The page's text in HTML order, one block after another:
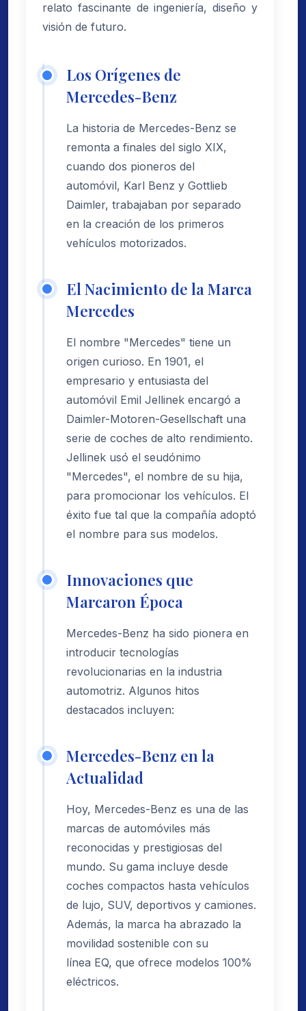
relato fascinante de ingeniería, diseño y
visión de futuro.
Los Orígenes de
Mercedes-Benz
La historia de Mercedes-Benz se
remonta a finales del siglo XIX,
cuando dos pioneros del
automóvil, Karl Benz y Gottlieb
Daimler, trabajaban por separado
en la creación de los primeros
vehículos motorizados.
El Nacimiento de la Marca
Mercedes
El nombre "Mercedes" tiene un
origen curioso. En 1901, el
empresario y entusiasta del
automóvil Emil Jellinek encargó a
Daimler-Motoren-Gesellschaft una
serie de coches de alto rendimiento.
Jellinek usó el seudónimo
"Mercedes", el nombre de su hija,
para promocionar los vehículos. El
éxito fue tal que la compañía adoptó
el nombre para sus modelos.
Innovaciones que
Marcaron Época
Mercedes-Benz ha sido pionera en
introducir tecnologías
revolucionarias en la industria
automotriz. Algunos hitos
destacados incluyen:
Mercedes-Benz en la
Actualidad
Hoy, Mercedes-Benz es una de las
marcas de automóviles más
reconocidas y prestigiosas del
mundo. Su gama incluye desde
coches compactos hasta vehículos
de lujo, SUV, deportivos y camiones.
Además, la marca ha abrazado la
movilidad sostenible con su
línea EQ, que ofrece modelos 100%
eléctricos.